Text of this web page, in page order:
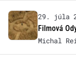
29. júla
Filmová
Michal